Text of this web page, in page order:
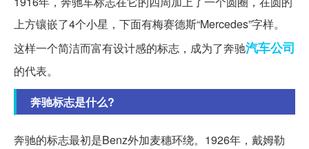
上方镶嵌了4个小星，下面有梅赛德斯“Mercedes”字样。
这样一个简洁而富有设计感的标志，成为了奔驰汽车公司
的代表。
奔驰标志是什么?
奔驰的标志最初是Benz外加麦穗环绕。1926年，戴姆勒